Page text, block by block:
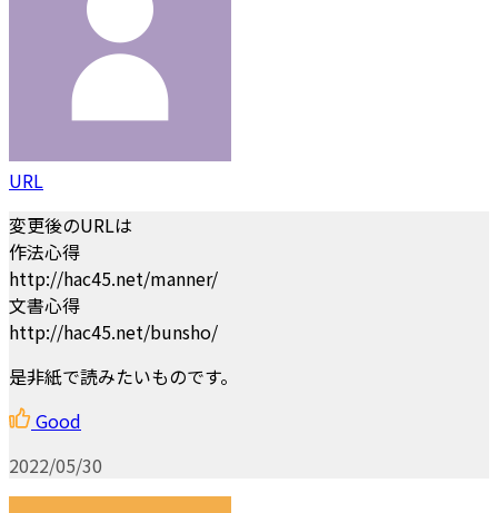
URL
変更後のURLは
作法心得
http://hac45.net/manner/
文書心得
http://hac45.net/bunsho/
是非紙で読みたいものです。
Good
2022/05/30